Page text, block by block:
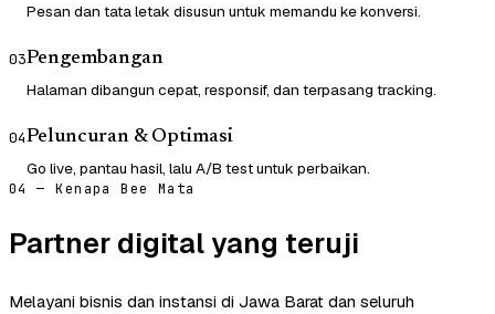
Pesan dan tata letak disusun untuk memandu ke konversi.
03Pengembangan
Halaman dibangun cepat, responsif, dan terpasang tracking.
04Peluncuran & Optimasi
Go live, pantau hasil, lalu A/B test untuk perbaikan.
04 — Kenapa Bee Mata
Partner digital yang teruji
Melayani bisnis dan instansi di Jawa Barat dan seluruh